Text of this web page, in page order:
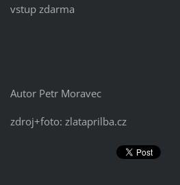
vstup zdarma
Autor Petr Moravec
zdroj+foto: zlataprilba.cz